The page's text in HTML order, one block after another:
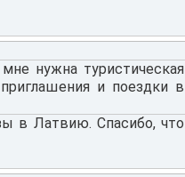
нужна туристическая
и поездки в
в Латвию. Спасибо, что